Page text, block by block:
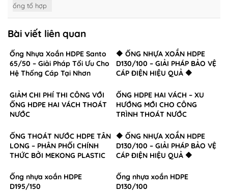
ống tổ hợp
Bài viết liên quan
Ống Nhựa Xoắn HDPE Santo
65/50 – Giải Pháp Tối Ưu Cho
Hệ Thống Cáp Tại Nhơn
🔶 ỐNG NHỰA XOẮN HDPE
D130/100 – GIẢI PHÁP BẢO VỆ
CÁP ĐIỆN HIỆU QUẢ 🔶
GIẢM CHI PHÍ THI CÔNG VỚI
ỐNG HDPE HAI VÁCH THOÁT
NƯỚC
ỐNG HDPE HAI VÁCH – XU
HƯỚNG MỚI CHO CÔNG
TRÌNH THOÁT NƯỚC
ỐNG THOÁT NƯỚC HDPE TÂN
LONG – PHÂN PHỐI CHÍNH
THỨC BỞI MEKONG PLASTIC
🔶 ỐNG NHỰA XOẮN HDPE
D130/100 – GIẢI PHÁP BẢO VỆ
CÁP ĐIỆN HIỆU QUẢ 🔶
Ống nhựa xoắn HDPE
D195/150
Ống nhựa xoắn HDPE
D130/100